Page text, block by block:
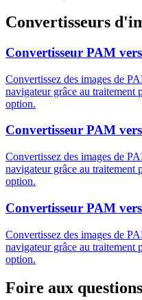
Convertisseurs
Convertisseur PAM
Convertissez des images de
navigateur grâce au traitement
option.
Convertisseur PAM
Convertissez des images de
navigateur grâce au traitement
option.
Convertisseur PAM
Convertissez des images de
navigateur grâce au traitement
option.
Foire aux questions